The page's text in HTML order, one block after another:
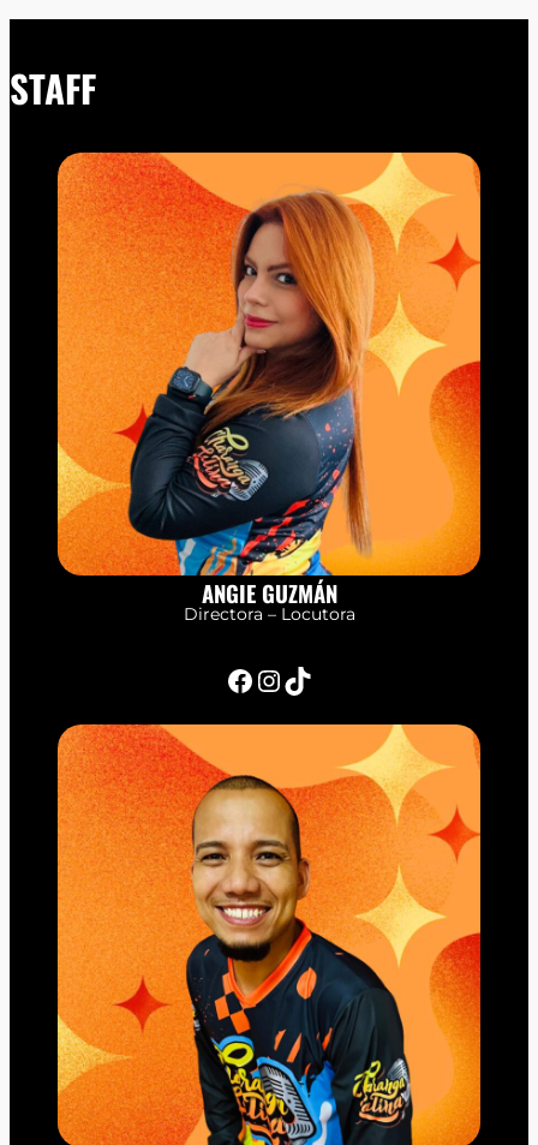
STAFF
ANGIE GUZMÁN
Directora – Locutora
Facebook InstagramTikTok